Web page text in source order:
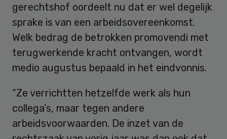
gerechtshof oordeelt nu dat er wel degelijk
sprake is van een arbeidsovereenkomst.
Welk bedrag de betrokken promovendi met
terugwerkende kracht ontvangen, wordt
medio augustus bepaald in het eindvonnis.
“Ze verrichtten hetzelfde werk als hun
collega’s, maar tegen andere
arbeidsvoorwaarden. De inzet van de